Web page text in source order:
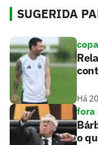
SUGERIDA
Há
fora
o